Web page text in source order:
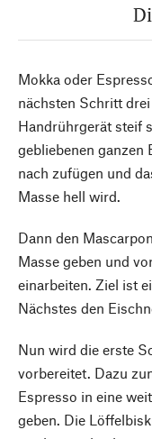
Mokka oder
nächsten Schritt
Handrührgerät steif
gebliebenen ganzen
nach zufügen und
Masse hell wird.
Dann den
Masse geben und
einarbeiten. Ziel ist
Nächstes den
Nun wird die erste
vorbereitet. Dazu
Espresso in eine
geben. Die